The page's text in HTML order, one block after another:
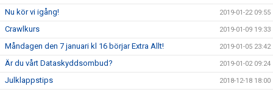
Nu kör vi igång! 2019-01-22 09:55
Crawlkurs 2019-01-09 19:33
Måndagen den 7 januari kl 16 börjar Extra Allt! 2019-01-05 23:42
Är du vårt Dataskyddsombud? 2019-01-02 09:24
Julklappstips 2018-12-18 18:00